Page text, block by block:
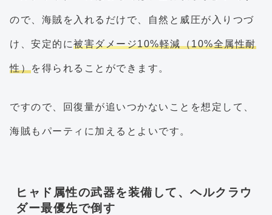
ので、海賊を入れるだけで、自然と威圧が入りつづ
け、安定的に被害ダメージ10%軽減（10%全属性耐
性）を得られることができます。
ですので、回復量が追いつかないことを想定して、
海賊もパーティに加えるとよいです。
ヒャド属性の武器を装備して、ヘルクラウ
ダー最優先で倒す